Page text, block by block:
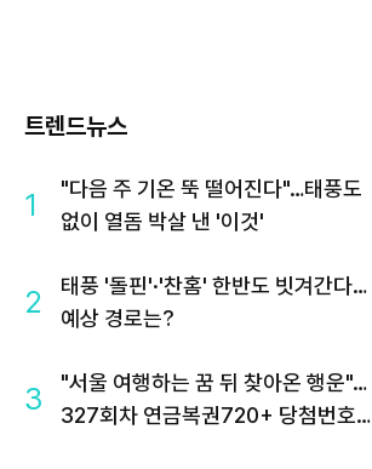
트렌드뉴스
1
"다음 주 기온 뚝 떨어진다"…태풍도
없이 열돔 박살 낸 '이것'
2
태풍 '돌핀'·'찬홈' 한반도 빗겨간다…
예상 경로는?
3
"서울 여행하는 꿈 뒤 찾아온 행운"…
327회차 연금복권720+ 당첨번호조